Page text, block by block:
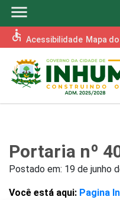
menu
accessible Acessibilidade Mapa
Portaria nº
Postado em: 19 de junho
Você está aqui: Pagina